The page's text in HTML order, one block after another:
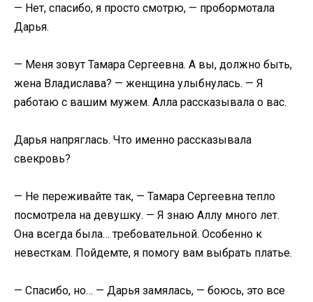
— Нет, спасибо, я просто смотрю, — пробормотала
Дарья.
— Меня зовут Тамара Сергеевна. А вы, должно быть,
жена Владислава? — женщина улыбнулась. — Я
работаю с вашим мужем. Алла рассказывала о вас.
Дарья напряглась. Что именно рассказывала
свекровь?
— Не переживайте так, — Тамара Сергеевна тепло
посмотрела на девушку. — Я знаю Аллу много лет.
Она всегда была… требовательной. Особенно к
невесткам. Пойдемте, я помогу вам выбрать платье.
— Спасибо, но… — Дарья замялась, — боюсь, это все